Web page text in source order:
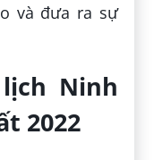
và đưa ra sự
Ninh
2022